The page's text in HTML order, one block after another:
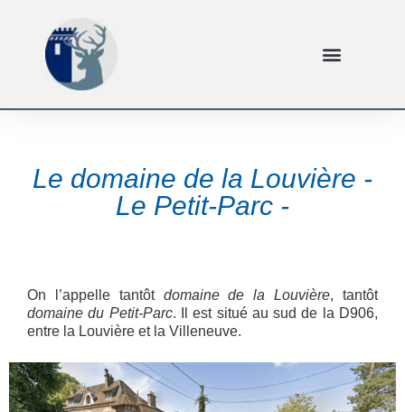
Le domaine de la Louvière -
Le Petit-Parc -
On l’appelle tantôt domaine de la Louvière, tantôt
domaine du Petit-Parc. Il est situé au sud de la D906,
entre la Louvière et la Villeneuve.